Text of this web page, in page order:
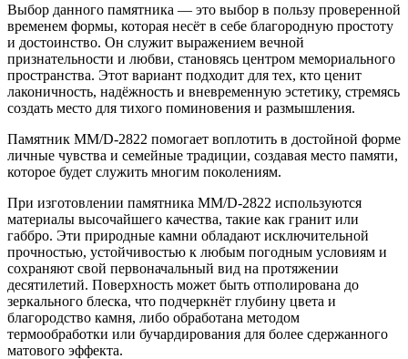
Выбор данного памятника — это выбор в пользу проверенной
временем формы, которая несёт в себе благородную простоту
и достоинство. Он служит выражением вечной
признательности и любви, становясь центром мемориального
пространства. Этот вариант подходит для тех, кто ценит
лаконичность, надёжность и вневременную эстетику, стремясь
создать место для тихого поминовения и размышления.
Памятник ММ/D-2822 помогает воплотить в достойной форме
личные чувства и семейные традиции, создавая место памяти,
которое будет служить многим поколениям.
При изготовлении памятника ММ/D-2822 используются
материалы высочайшего качества, такие как гранит или
габбро. Эти природные камни обладают исключительной
прочностью, устойчивостью к любым погодным условиям и
сохраняют свой первоначальный вид на протяжении
десятилетий. Поверхность может быть отполирована до
зеркального блеска, что подчеркнёт глубину цвета и
благородство камня, либо обработана методом
термообработки или бучардирования для более сдержанного
матового эффекта.